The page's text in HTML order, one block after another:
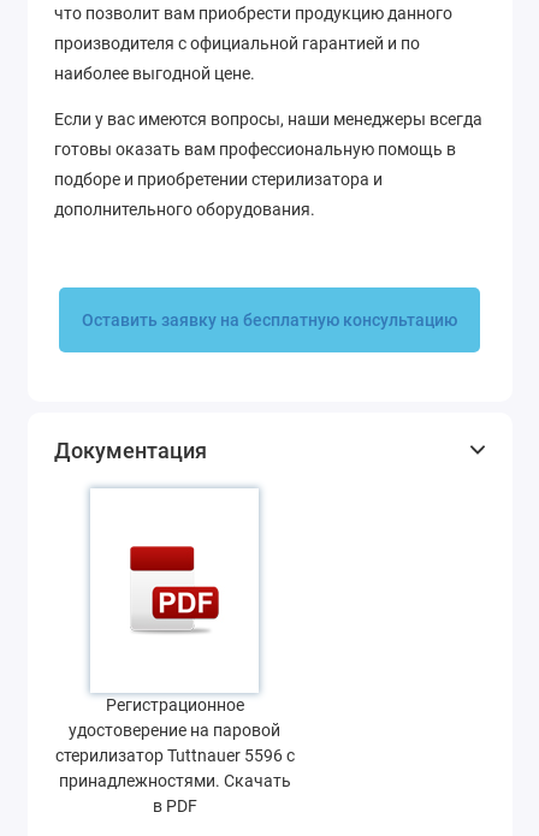
что позволит вам приобрести продукцию данного
производителя с официальной гарантией и по
наиболее выгодной цене.
Если у вас имеются вопросы, наши менеджеры всегда
готовы оказать вам профессиональную помощь в
подборе и приобретении стерилизатора и
дополнительного оборудования.
Оставить заявку на бесплатную консультацию
Документация
Регистрационное
удостоверение на паровой
стерилизатор Tuttnauer 5596 с
принадлежностями. Скачать
в PDF